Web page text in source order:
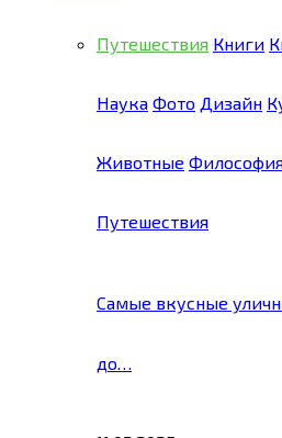
Путешествия Книги
Наука Фото Дизайн
Животные
Путешествия
Самые вкусные
до…